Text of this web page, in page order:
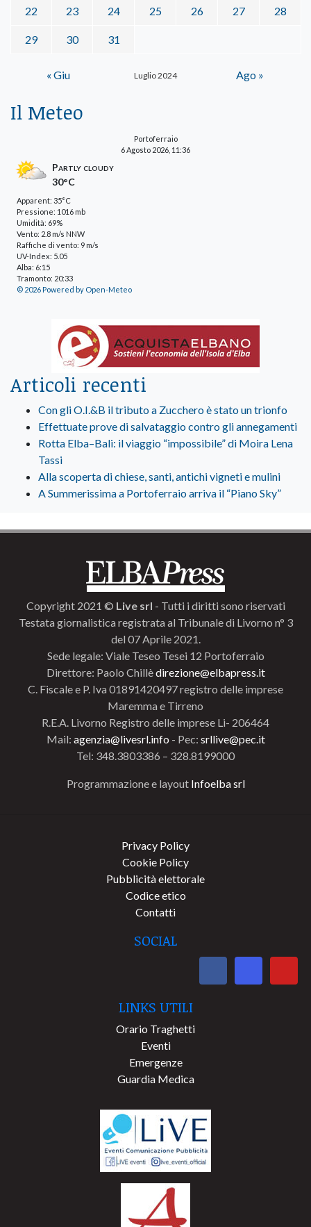
Luglio 2024
22 23 24 25 26 27 28
29 30 31
« Giu Ago »
Il Meteo
Portoferraio
6 Agosto 2026, 11:36
Partly cloudy
30°C
Apparent: 35°C
Pressione: 1016 mb
Umidità: 69%
Vento: 2.8 m/s NNW
Raffiche di vento: 9 m/s
UV-Index: 5.05
Alba: 6:15
Tramonto: 20:33
© 2026 Powered by Open-Meteo
Articoli recenti
Con gli O.I.&B il tributo a Zucchero è stato un trionfo
Effettuate prove di salvataggio contro gli annegamenti
Rotta Elba–Bali: il viaggio “impossibile” di Moira Lena
Tassi
Alla scoperta di chiese, santi, antichi vigneti e mulini
A Summerissima a Portoferraio arriva il “Piano Sky”
Copyright 2021 © Live srl - Tutti i diritti sono riservati
Testata giornalistica registrata al Tribunale di Livorno n° 3
del 07 Aprile 2021.
Sede legale: Viale Teseo Tesei 12 Portoferraio
Direttore: Paolo Chillèdirezione@elbapress.it
C. Fiscale e P. Iva 01891420497 registro delle imprese
Maremma e Tirreno
R.E.A. Livorno Registro delle imprese Li- 206464
Mail: agenzia@livesrl.info - Pec: srllive@pec.it
Tel: 348.3803386 – 328.8199000
Programmazione e layout Infoelba srl
Privacy Policy
Cookie Policy
Pubblicità elettorale
Codice etico
Contatti
SOCIAL
LINKS UTILI
Orario Traghetti
Eventi
Emergenze
Guardia Medica